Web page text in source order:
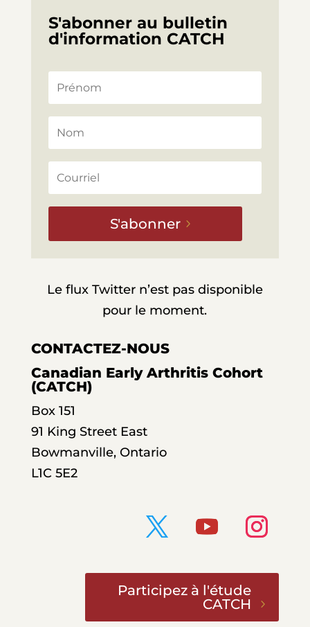
S'abonner au bulletin
d'information CATCH
S'abonner
Le flux Twitter n’est pas disponible
pour le moment.
CONTACTEZ-NOUS
Canadian Early Arthritis Cohort
(CATCH)
Box 151
91 King Street East
Bowmanville, Ontario
L1C 5E2
Participez à l'étude
CATCH